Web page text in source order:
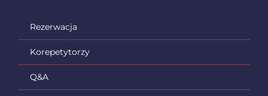
Rezerwacja
Korepetytorzy
Q&A